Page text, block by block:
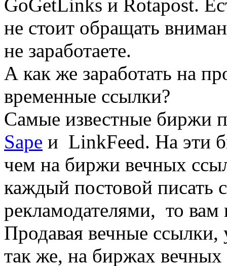
GoGetLinks и Rotapost.
не стоит обращать
не заработаете.
А как же заработать на
временные ссылки?
Самые известные биржи
Sape и LinkFeed. На эти
чем на биржи вечных
каждый постовой писать
рекламодателями, то
Продавая вечные
так же, на биржах вечных